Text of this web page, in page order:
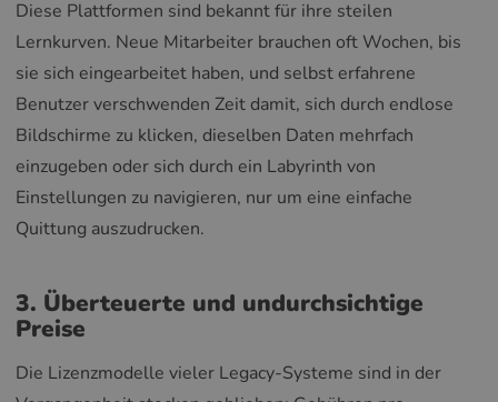
Diese Plattformen sind bekannt für ihre steilen
Lernkurven. Neue Mitarbeiter brauchen oft Wochen, bis
sie sich eingearbeitet haben, und selbst erfahrene
Benutzer verschwenden Zeit damit, sich durch endlose
Bildschirme zu klicken, dieselben Daten mehrfach
einzugeben oder sich durch ein Labyrinth von
Einstellungen zu navigieren, nur um eine einfache
Quittung auszudrucken.
3. Überteuerte und undurchsichtige
Preise
Die Lizenzmodelle vieler Legacy-Systeme sind in der